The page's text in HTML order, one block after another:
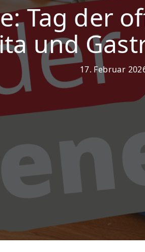
Tag der
und
17. Februar